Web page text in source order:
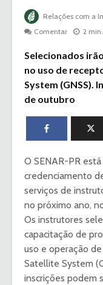
Relações com a
Comentar
2
Selecionados
no uso de
System (GNSS).
de outubro
O SENAR-PR
credenciamento
serviços de
no próximo ano,
Os instrutores
capacitação de
uso e operação
Satellite System
inscrições podem